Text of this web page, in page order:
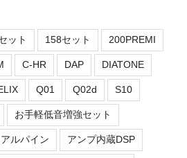
ット 158セット 200PREMI
C-HR DAP DIATONE
Q01 Q02d S10
お手軽低音増強セット
アルパイン アンプ内蔵DSP